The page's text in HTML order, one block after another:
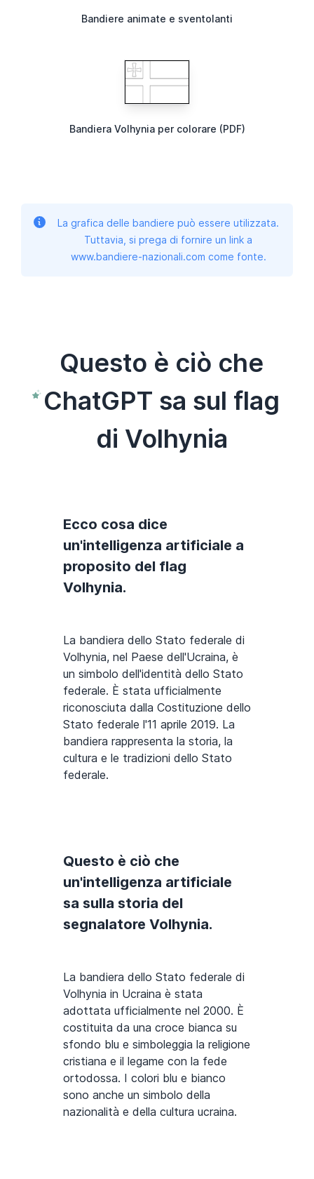
Bandiere animate e sventolanti
Bandiera Volhynia per colorare (PDF)
La grafica delle bandiere può essere utilizzata.
Tuttavia, si prega di fornire un link a
www.bandiere-nazionali.com come fonte.
Questo è ciò che
ChatGPT sa sul flag
di Volhynia
Ecco cosa dice
un'intelligenza artificiale a
proposito del flag
Volhynia.
La bandiera dello Stato federale di
Volhynia, nel Paese dell'Ucraina, è
un simbolo dell'identità dello Stato
federale. È stata ufficialmente
riconosciuta dalla Costituzione dello
Stato federale l'11 aprile 2019. La
bandiera rappresenta la storia, la
cultura e le tradizioni dello Stato
federale.
Questo è ciò che
un'intelligenza artificiale
sa sulla storia del
segnalatore Volhynia.
La bandiera dello Stato federale di
Volhynia in Ucraina è stata
adottata ufficialmente nel 2000. È
costituita da una croce bianca su
sfondo blu e simboleggia la religione
cristiana e il legame con la fede
ortodossa. I colori blu e bianco
sono anche un simbolo della
nazionalità e della cultura ucraina.